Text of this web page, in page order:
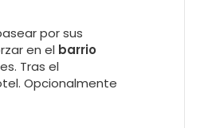
por sus
en el barrio
Tras el
Opcionalmente